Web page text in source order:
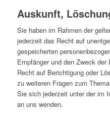
Auskunft,
Sie haben im Rahmen der
jederzeit das Recht auf
gespeicherten
Empfänger und den Zweck
Recht auf Berichtigung oder
zu weiteren Fragen zum
Sie sich jederzeit unter der im
an uns wenden.